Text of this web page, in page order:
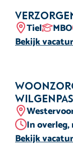
Locatie
Tiel MBO
Bekijk
Wilgenpas
Locatie
Aantal uur
In overleg,
Bekijk